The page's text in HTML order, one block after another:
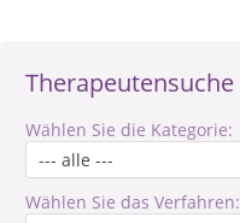
Therapeutensuche
Wählen Sie die Kategorie:
Wählen Sie das Verfahren: